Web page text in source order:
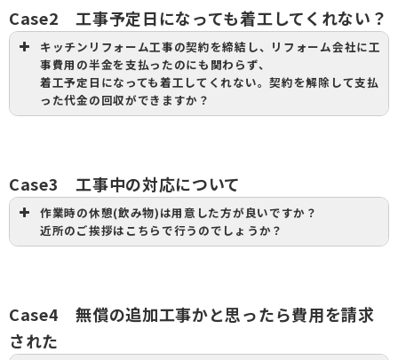
Case2 工事予定日になっても着工してくれない？
キッチンリフォーム工事の契約を締結し、リフォーム会社に工
事費用の半金を支払ったのにも関わらず、
着工予定日になっても着工してくれない。契約を解除して支払
った代金の回収ができますか？
Case3 工事中の対応について
作業時の休憩(飲み物)は用意した方が良いですか？
近所のご挨拶はこちらで行うのでしょうか？
Case4 無償の追加工事かと思ったら費用を請求
された